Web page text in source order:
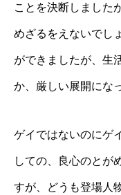
ことを決断しました
めざるをえないでし
ができましたが、生
か、厳しい展開にな
ゲイではないのにゲ
しての、良心のとが
すが、どうも登場人